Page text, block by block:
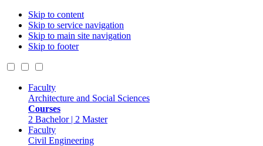
Skip to content
Skip to service navigation
Skip to main site navigation
Skip to footer
Faculty
Architecture and Social Sciences
Courses
2 Bachelor | 2 Master
Faculty
Civil Engineering